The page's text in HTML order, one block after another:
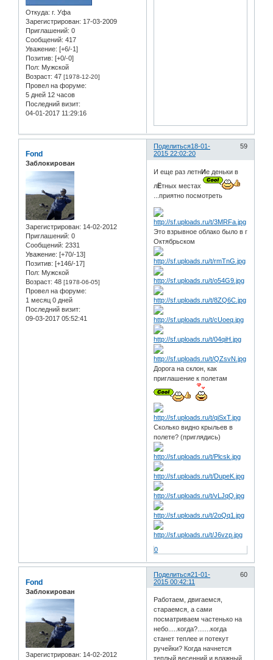
Откуда: г. Уфа
Зарегистрирован: 17-03-2009
Приглашений: 0
Сообщений: 417
Уважение: [+6/-1]
Позитив: [+0/-0]
Пол: Мужской
Возраст: 47 [1978-12-20]
Провел на форуме:
5 дней 12 часов
Последний визит:
04-01-2017 11:29:16
Поделиться 59
18-01-
2015 22:02:20
Fond
Заблокирован
Зарегистрирован: 14-02-2012
Приглашений: 0
Сообщений: 2331
Уважение: [+70/-13]
Позитив: [+146/-17]
Пол: Мужской
Возраст: 48 [1978-06-05]
Провел на форуме:
1 месяц 0 дней
Последний визит:
09-03-2017 05:52:41
И еще раз летнИе деньки в
лЁтных местах
...приятно посмотреть
Это взрывное облако было в г
Октябрьском
Дорога на склон, как
приглашение к полетам
Сколько видно крыльев в
полете? (приглядись)
0
Поделиться 60
21-01-
2015 00:42:11
Fond
Заблокирован
Зарегистрирован: 14-02-2012
Работаем, двигаемся,
стараемся, а сами
посматриваем частенько на
небо.....когда?.......когда
станет теплее и потекут
ручейки? Когда начнется
теплый весенний и влажный